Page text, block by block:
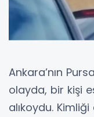
Ankara’nın
olayda, bir kişi
alıkoydu.